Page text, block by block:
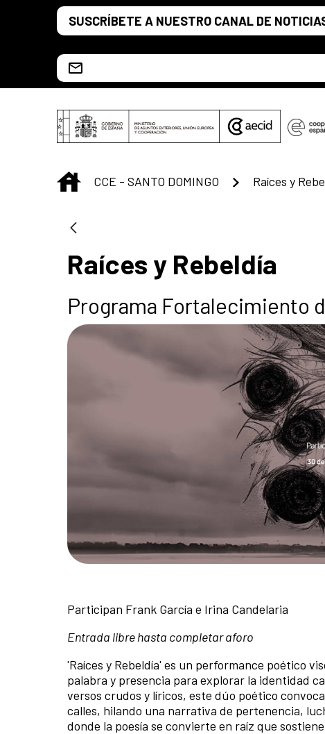
Saltar al contenido principal
SUSCRÍBETE A NUESTRO CANAL DE
INICIO
CCE - SANTO DOMINGO Raíces y
Raíces y Rebeldía
Programa Fortalecimiento
Participan Frank García e Irina Candelaria
Entrada libre hasta completar aforo
'Raíces y Rebeldía' es un performance poético
palabra y presencia para explorar la identidad
versos crudos y líricos, este dúo poético
calles, hilando una narrativa de pertenencia,
donde la poesía se convierte en raíz que